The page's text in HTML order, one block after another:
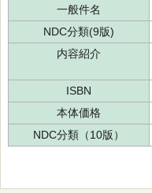
一般件名
NDC分類(9版)
内容紹介
ISBN
本体価格
NDC分類（10版）